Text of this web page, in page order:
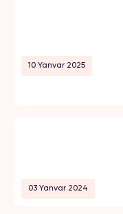
10 Yanvar 2025
03 Yanvar 2024